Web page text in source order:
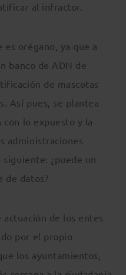
al infractor.
orégano, ya que a
banco de ADN de
de mascotas
Así pues, se plantea
lo expuesto y la
administraciones
¿puede un
de datos?
actuación de los entes
por el propio
los ayuntamientos,